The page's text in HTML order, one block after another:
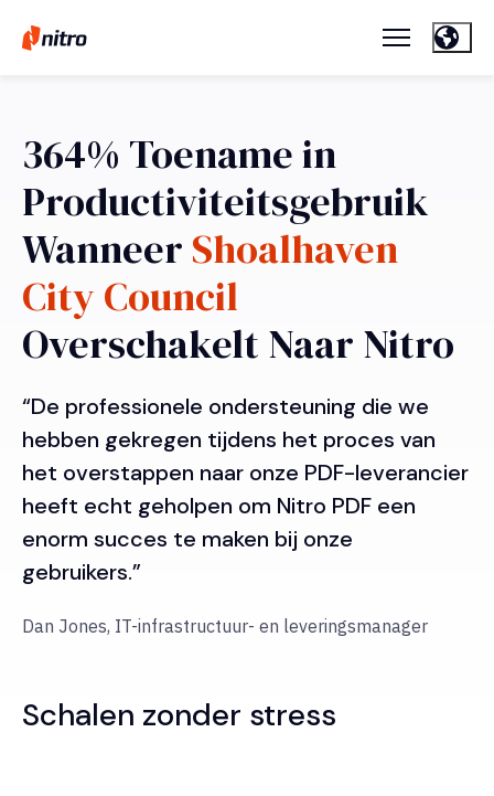
364% Toename in
Productiviteitsgebruik
Wanneer Shoalhaven
City Council
Overschakelt Naar Nitro
“De professionele ondersteuning die we
hebben gekregen tijdens het proces van
het overstappen naar onze PDF-leverancier
heeft echt geholpen om Nitro PDF een
enorm succes te maken bij onze
gebruikers.”
Dan Jones, IT-infrastructuur- en leveringsmanager
Schalen zonder stress